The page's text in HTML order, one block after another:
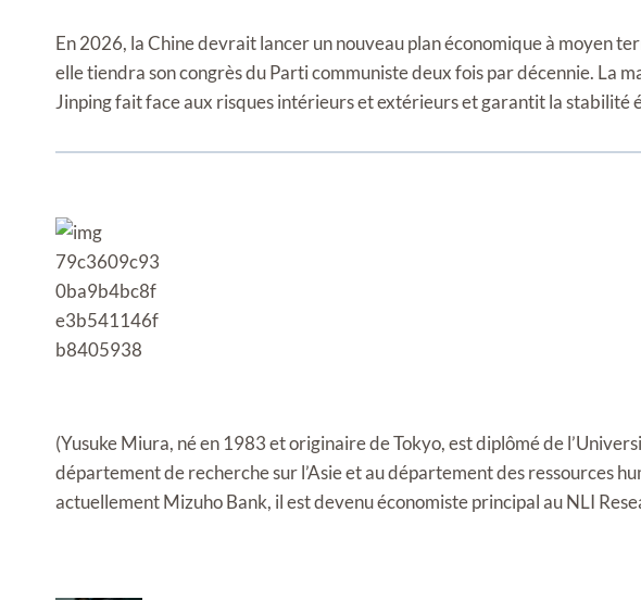
En 2026, la Chine devrait lancer un nouveau plan économique à moyen
elle tiendra son congrès du Parti communiste deux fois par décennie. La
Jinping fait face aux risques intérieurs et extérieurs et garantit la stabilité
(Yusuke Miura, né en 1983 et originaire de Tokyo, est diplômé de
département de recherche sur l’Asie et au département des ressources
actuellement Mizuho Bank, il est devenu économiste principal au NLI